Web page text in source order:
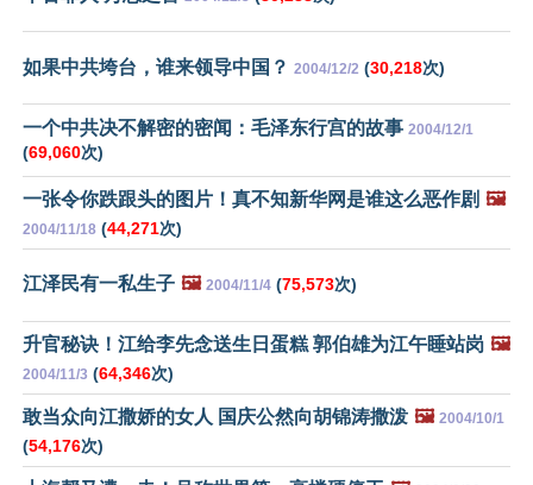
如果中共垮台，谁来领导中国？ 2004/12/2 (30,218次)
一个中共决不解密的密闻：毛泽东行宫的故事 2004/12/1
(69,060次)
一张令你跌跟头的图片！真不知新华网是谁这么恶作剧 🖼️
2004/11/18 (44,271次)
江泽民有一私生子 🖼️ 2004/11/4 (75,573次)
升官秘诀！江给李先念送生日蛋糕 郭伯雄为江午睡站岗 🖼️
2004/11/3 (64,346次)
敢当众向江撒娇的女人 国庆公然向胡锦涛撒泼 🖼️ 2004/10/1
(54,176次)